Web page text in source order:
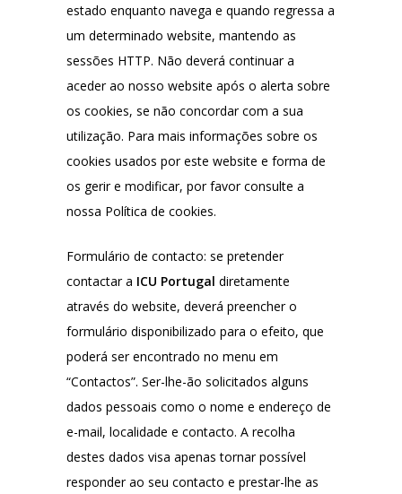
estado enquanto navega e quando regressa a
um determinado website, mantendo as
sessões HTTP. Não deverá continuar a
aceder ao nosso website após o alerta sobre
os cookies, se não concordar com a sua
utilização. Para mais informações sobre os
cookies usados por este website e forma de
os gerir e modificar, por favor consulte a
nossa Política de cookies.
Formulário de contacto: se pretender
contactar a ICU Portugal diretamente
através do website, deverá preencher o
formulário disponibilizado para o efeito, que
poderá ser encontrado no menu em
“Contactos”. Ser-lhe-ão solicitados alguns
dados pessoais como o nome e endereço de
e-mail, localidade e contacto. A recolha
destes dados visa apenas tornar possível
responder ao seu contacto e prestar-lhe as